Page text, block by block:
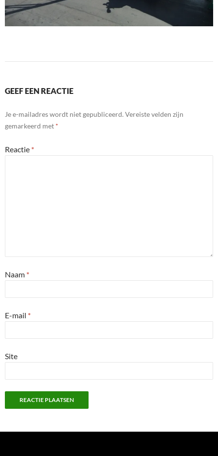
GEEF EEN REACTIE
Je e-mailadres wordt niet gepubliceerd. Vereiste velden zijn
gemarkeerd met *
Reactie *
Naam *
E-mail *
Site